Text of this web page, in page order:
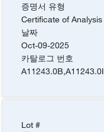
증명서 유형
Certificate of Analysis
날짜
Oct-09-2025
카탈로그 번호
A11243.0B,A11243.0I
Lot #